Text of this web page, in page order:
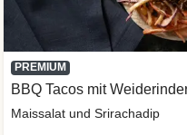
PREMIUM
BBQ Tacos mit
Maissalat und Srirachadip